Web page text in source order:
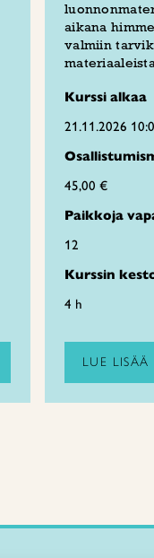
aikana
valmiin
Kurssi alkaa
21.11.2026
45,00 €
Paikkoja
12
Kurssin
4 h
LUE LISÄÄ